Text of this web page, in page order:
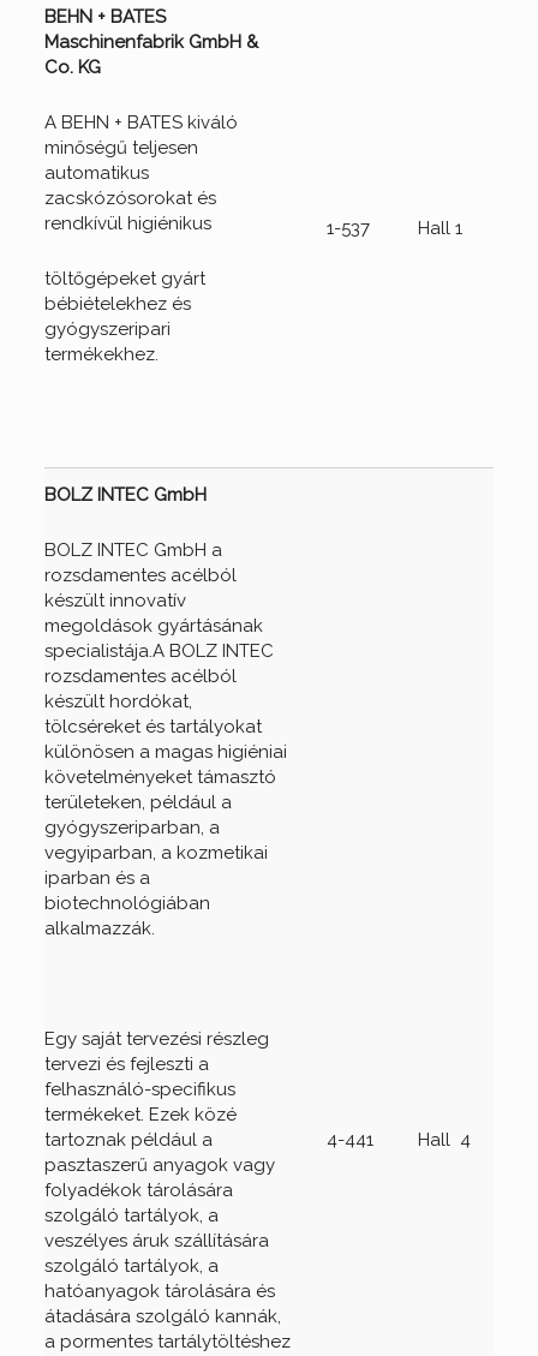
BEHN + BATES
Maschinenfabrik GmbH &
Co. KG
A BEHN + BATES kiváló
minőségű teljesen
automatikus
zacskózósorokat és
rendkívül higiénikus
töltőgépeket gyárt
bébiételekhez és
gyógyszeripari
termékekhez.
1-537 Hall 1
BOLZ INTEC GmbH
BOLZ INTEC GmbH a
rozsdamentes acélból
készült innovatív
megoldások gyártásának
specialistája.A BOLZ INTEC
rozsdamentes acélból
készült hordókat,
tölcséreket és tartályokat
különösen a magas higiéniai
követelményeket támasztó
területeken, például a
gyógyszeriparban, a
vegyiparban, a kozmetikai
iparban és a
biotechnológiában
alkalmazzák.
Egy saját tervezési részleg
tervezi és fejleszti a
felhasználó-specifikus
termékeket. Ezek közé
tartoznak például a
pasztaszerű anyagok vagy
folyadékok tárolására
szolgáló tartályok, a
veszélyes áruk szállítására
szolgáló tartályok, a
hatóanyagok tárolására és
átadására szolgáló kannák,
a pormentes tartálytöltéshez
4-441 Hall 4